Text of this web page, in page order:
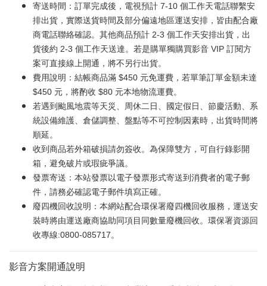
寄送時間：訂單完成後，電視預計 7-10 個工作天電話聯繫安
排出貨，實際送貨時間及部分偏遠地區運送安排，皆由配合廠
商電話聯絡確認。其他商品預計 2-3 個工作天安排出貨，出
貨後約 2-3 個工作天送達。若是購單獨購買影音 VIP 訂閱方
案可直接線上開通，將不另行出貨。
費用說明：結帳商品滿 $450 元免運費，若單筆訂單金額未達
$450 元，將酌收 $80 元本地物流運費。
若遇到颱風地震等天災、周休二日、國定假日、節慶活動、系
統設備維護、倉儲調整、盤點等不可控制因素時，出貨時間將
順延。
收到商品若外箱破損請勿簽收。為保障雙方，可自行錄影開
箱，避免破片或瑕疵爭議。
發票寄送：本站發票以電子發票形式寄送到消費者的電子郵
件，請務必確認電子郵件填寫正確。
廢四機回收說明：本網站配合環保署廢四機回收服務，運送安
裝時將由運送廠商協助同項目同數量廢機回收。環保署資源回
收專線:0800-085717。
影音方案開通說明